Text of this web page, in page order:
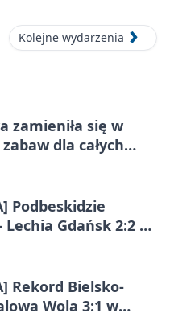
Kolejne wydarzenia
zamieniła się w
dla całych
Podbeskidzie
Lechia Gdańsk 2:2 w
Rekord Bielsko-
Wola 3:1 w